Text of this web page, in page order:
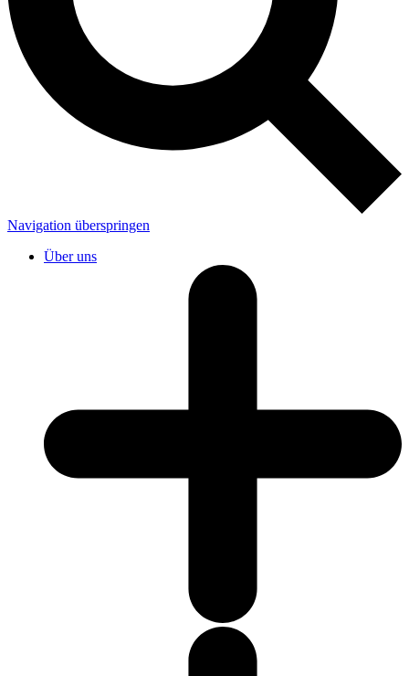
Navigation überspringen
Über uns